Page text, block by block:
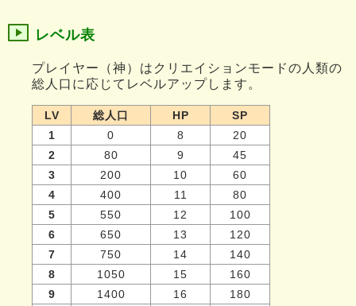
レベル表
プレイヤー（神）はクリエイションモードの人類の
総人口に応じてレベルアップします。
LV 総人口 HP
SP
1
0 8
20
2
80 9
45
3
200 10
60
4
400 11
80
5
550 12
100
6
650 13
120
7
750 14
140
8
1050 15
160
9
1400 16
180